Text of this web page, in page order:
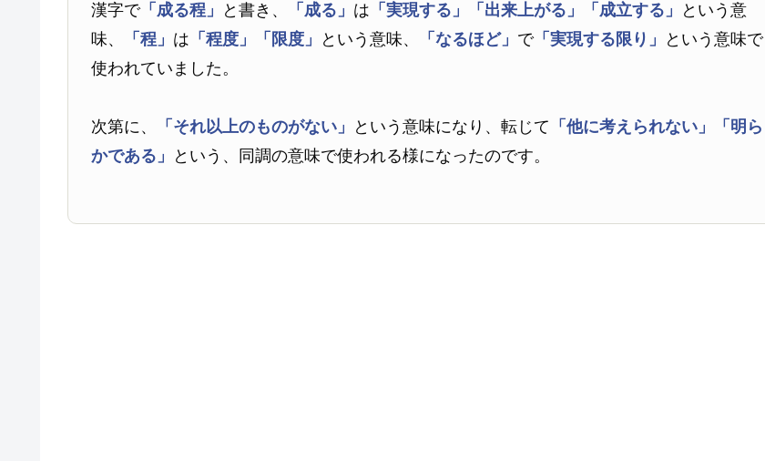
漢字で「成る程」 と書き、 「成る」 は 「実現する」 「出来上がる」 「成立する」
という意
味、
「程」 は 「程度」 「限度」 という意味、 「なるほど」 で「実現する限り」
という意味で
使われていました。
次第に、 「それ以上のものがない」 という意味になり、転じて 「他に考えられない」
「明ら
かである」
という、同調の意味で使われる様になったのです。